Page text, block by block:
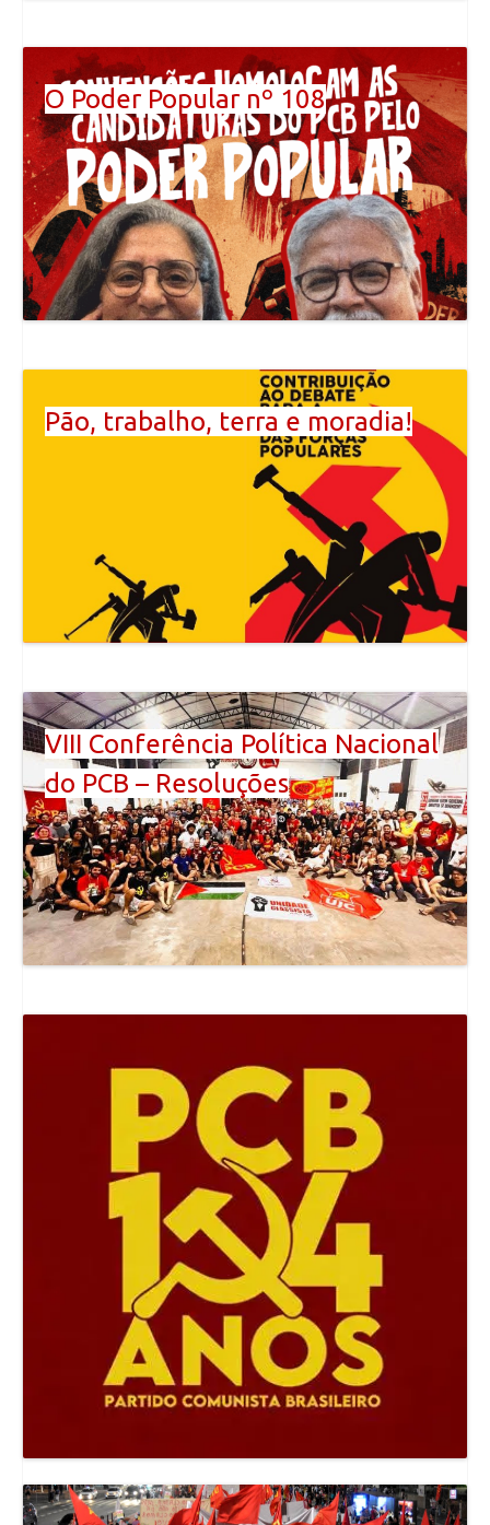
O Poder Popular nº 108
Pão, trabalho, terra e moradia!
VIII Conferência Política Nacional
do PCB – Resoluções